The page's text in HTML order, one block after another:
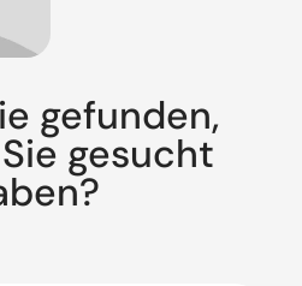
gefunden,
gesucht